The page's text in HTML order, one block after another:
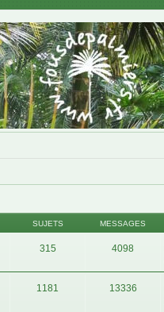
SUJETS MESSAGES
315 4098
1181 13336